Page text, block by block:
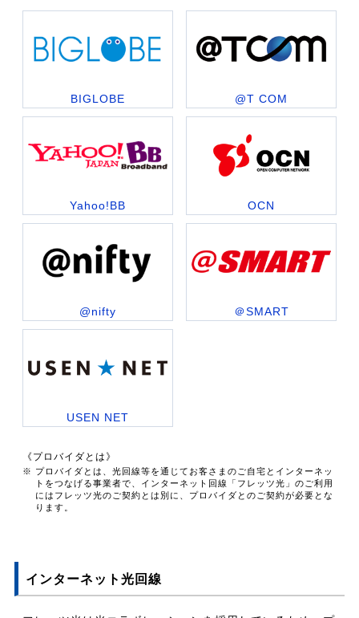
BIGLOBE @T COM
Yahoo!BB OCN
@nifty ＠SMART
USEN NET
《プロバイダとは》
※ プロバイダとは、光回線等を通じてお客さまのご自宅とインターネッ
トをつなげる事業者で、インターネット回線「フレッツ光」のご利用
にはフレッツ光のご契約とは別に、プロバイダとのご契約が必要とな
ります。
インターネット光回線